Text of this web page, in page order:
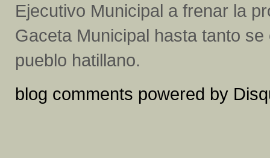
Ejecutivo Municipal a frenar la
Gaceta Municipal hasta tanto
pueblo hatillano.
blog comments powered by